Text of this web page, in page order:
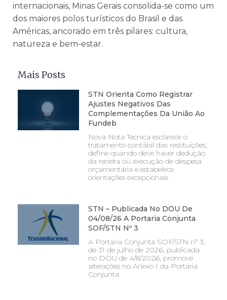
internacionais, Minas Gerais consolida-se como um
dos maiores polos turísticos do Brasil e das
Américas, ancorado em três pilares: cultura,
natureza e bem-estar.
Mais Posts
STN Orienta Como Registrar
Ajustes Negativos Das
Complementações Da União Ao
Fundeb
Nova Nota Técnica esclarece o
tratamento contábil das restituições,
define quando deve haver dedução
da receita ou execução de despesa
orçamentária e estabelece
orientações excepcionais
STN – Publicada No DOU De
04/08/26 A Portaria Conjunta
SOF/STN Nº 3
A Portaria Conjunta SOF/STN nº 3,
de 31 de julho de 2026, publicada
no DOU de 4/8/2026, promove
alterações no Anexo I da Portaria
Conjunta